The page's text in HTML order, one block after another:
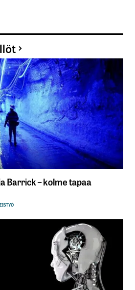
Barrick – kolme tapaa